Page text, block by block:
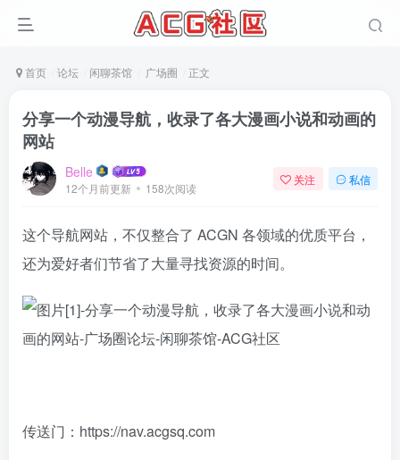
首页 论坛 闲聊茶馆 广场圈 正文
分享一个动漫导航，收录了各大漫画小说和动画的
网站
Belle
12个月前更新 158次阅读
关注 私信
这个导航网站，不仅整合了 ACGN 各领域的优质平台，
还为爱好者们节省了大量寻找资源的时间。
传送门：https://nav.acgsq.com